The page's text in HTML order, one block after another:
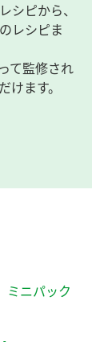
シピから、
レシピま
て監修され
けます。
ニパック